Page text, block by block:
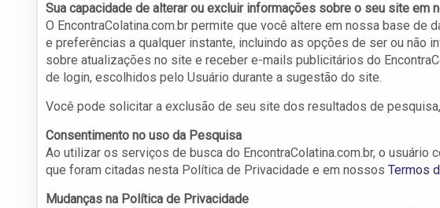
Sua capacidade de alterar ou excluir informações sobre o seu site em
O EncontraColatina.com.br permite que você altere em nossa base
e preferências a qualquer instante, incluindo as opções de ser ou não
sobre atualizações no site e receber e-mails publicitários do
de login, escolhidos pelo Usuário durante a sugestão do site.
Você pode solicitar a exclusão de seu site dos resultados de
Consentimento no uso da Pesquisa
Ao utilizar os serviços de busca do EncontraColatina.com.br, o
que foram citadas nesta Política de Privacidade e em nossos Termos
Mudanças na Política de Privacidade